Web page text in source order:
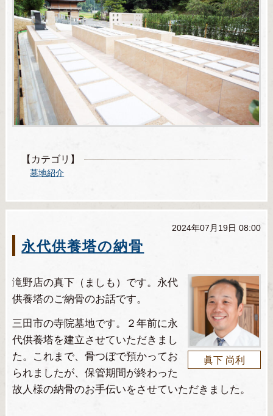
【カテゴリ】
墓地紹介
永代供養塔の納骨
2024年07月19日 08:00
眞下 尚利
滝野店の真下（ましも）です。永代
供養塔のご納骨のお話です。
三田市の寺院墓地です。２年前に永
代供養塔を建立させていただきまし
た。これまで、骨つぼで預かってお
られましたが、保管期間が終わった
故人様の納骨のお手伝いをさせていただきました。